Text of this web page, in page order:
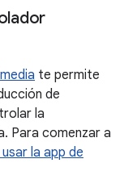
te permite
de
la
Para comenzar a
la app de